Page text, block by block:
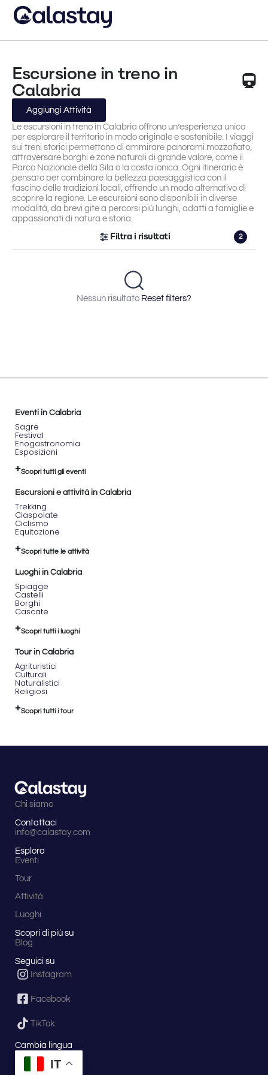
Escursione in treno in
Calabria
Aggiungi Attività
Le escursioni in treno in Calabria offrono un’esperienza unica
per esplorare il territorio in modo originale e sostenibile. I viaggi
sui treni storici permettono di ammirare panorami mozzafiato,
attraversare borghi e zone naturali di grande valore, come il
Parco Nazionale della Sila o la costa ionica. Ogni itinerario è
pensato per combinare la bellezza paesaggistica con il
fascino delle tradizioni locali, offrendo un modo alternativo di
scoprire la regione. Le escursioni sono disponibili in diverse
modalità, da brevi gite a percorsi più lunghi, adatti a famiglie e
appassionati di natura e storia.
Filtra i risultati 2
Nessun risultato Reset filters?
Eventi in Calabria
Sagre
Festival
Enogastronomia
Esposizioni
Scopri tutti gli eventi
Escursioni e attività in Calabria
Trekking
Ciaspolate
Ciclismo
Equitazione
Scopri tutte le attività
Luoghi in Calabria
Spiagge
Castelli
Borghi
Cascate
Scopri tutti i luoghi
Tour in Calabria
Agrituristici
Culturali
Naturalistici
Religiosi
Scopri tutti i tour
Chi siamo
Contattaci
info@calastay.com
Esplora
Eventi
Tour
Attività
Luoghi
Scopri di più su
Blog
Seguici su
Instagram
Facebook
TikTok
Cambia lingua
IT